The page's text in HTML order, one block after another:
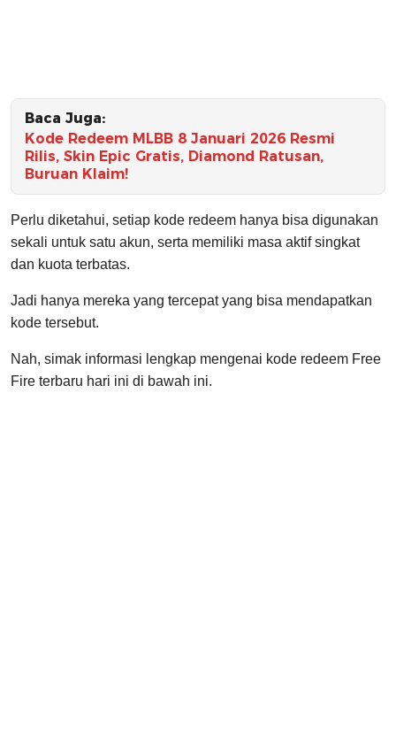
Baca Juga:
Kode Redeem MLBB 8 Januari 2026 Resmi
Rilis, Skin Epic Gratis, Diamond Ratusan,
Buruan Klaim!
Perlu diketahui, setiap kode redeem hanya bisa digunakan
sekali untuk satu akun, serta memiliki masa aktif singkat
dan kuota terbatas.
Jadi hanya mereka yang tercepat yang bisa mendapatkan
kode tersebut.
Nah, simak informasi lengkap mengenai kode redeem Free
Fire terbaru hari ini di bawah ini.